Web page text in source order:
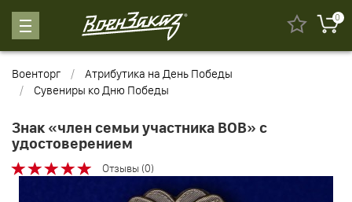
0
Военторг
Атрибутика на День Победы
Сувениры ко Дню Победы
Знак «член семьи участника ВОВ» с
удостоверением
Отзывы (0)